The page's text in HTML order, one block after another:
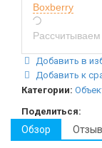
Boxberry
Рассчитываем
Добавить в
Добавить к
Категории:
Поделиться:
Обзор